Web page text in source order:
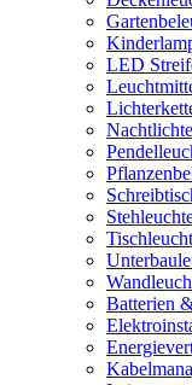
LED
Batterien